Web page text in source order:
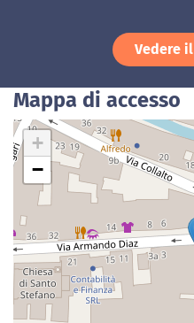
Vedere
Mappa di accesso
+
−